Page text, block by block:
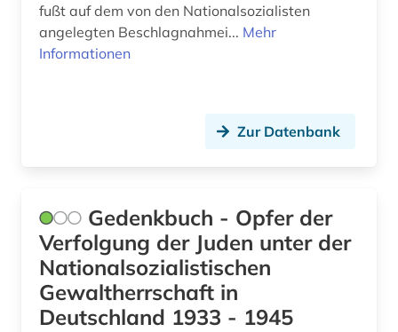
medizin (1)
musikkultur (1)
münchen (1)
nachrichtentechnik (1)
nanjing (2)
fußt auf dem von den Nationalsozialisten
angelegten Beschlagnahmei... Mehr
Informationen
Zur Datenbank
Gedenkbuch - Opfer der
Verfolgung der Juden unter der
Nationalsozialistischen
Gewaltherrschaft in
Deutschland 1933 - 1945